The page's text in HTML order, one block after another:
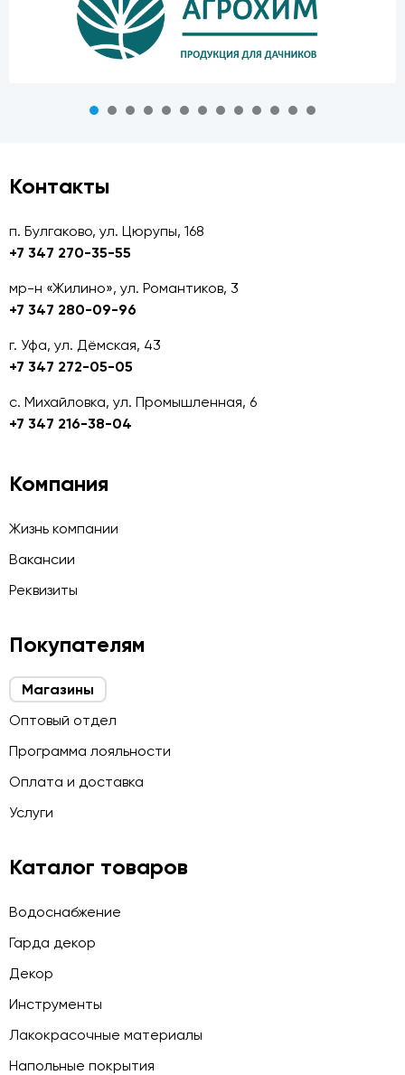
Контакты
п. Булгаково, ул. Цюрупы, 168
+7 347 270-35-55
мр-н «Жилино», ул. Романтиков, 3
+7 347 280-09-96
г. Уфа, ул. Дёмская, 43
+7 347 272-05-05
с. Михайловка, ул. Промышленная, 6
+7 347 216-38-04
Компания
Жизнь компании
Вакансии
Реквизиты
Покупателям
Магазины
Оптовый отдел
Программа лояльности
Оплата и доставка
Услуги
Каталог товаров
Водоснабжение
Гарда декор
Декор
Инструменты
Лакокрасочные материалы
Напольные покрытия